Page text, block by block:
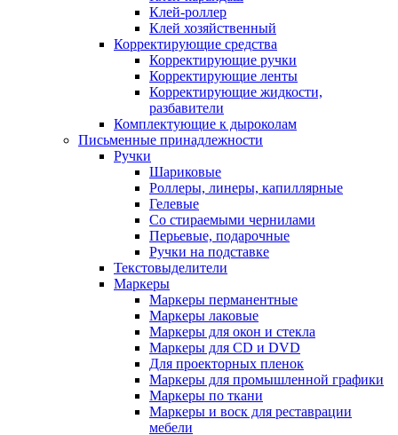
Клей-роллер
Клей хозяйственный
Корректирующие средства
Корректирующие ручки
Корректирующие ленты
Корректирующие жидкости,
разбавители
Комплектующие к дыроколам
Письменные принадлежности
Ручки
Шариковые
Роллеры, линеры, капиллярные
Гелевые
Со стираемыми чернилами
Перьевые, подарочные
Ручки на подставке
Текстовыделители
Маркеры
Маркеры перманентные
Маркеры лаковые
Маркеры для окон и стекла
Маркеры для CD и DVD
Для проекторных пленок
Маркеры для промышленной графики
Маркеры по ткани
Маркеры и воск для реставрации
мебели